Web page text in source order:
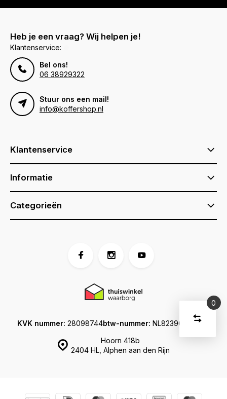
Heb je een vraag? Wij helpen je!
Klantenservice:
Bel ons!
06 38929322
Stuur ons een mail!
info@koffershop.nl
Klantenservice
Informatie
Categorieën
Hoorn 418b
2404 HL, Alphen aan den Rijn
KVK nummer: 28098744btw-nummer: NL823960213B01
0
Vergelijk
Verwijder
U
Start